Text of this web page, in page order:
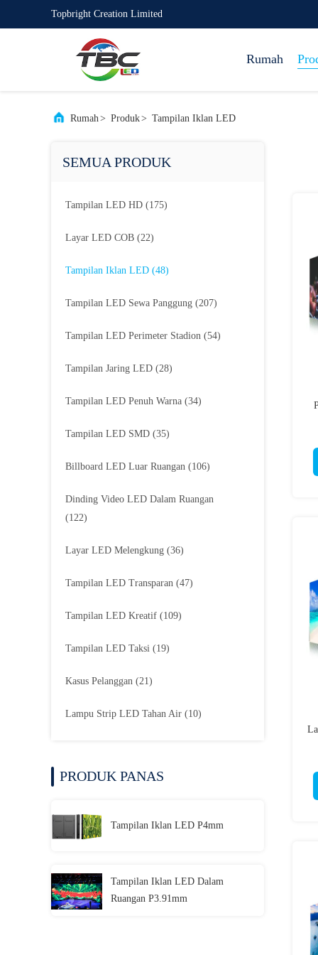
Topbright Creation Limited
Rumah
Rumah> Produk> Tampilan Iklan LED
SEMUA PRODUK
Tampilan LED HD (175)
Layar LED COB (22)
Tampilan Iklan LED (48)
Tampilan LED Sewa Panggung (207)
Tampilan LED Perimeter Stadion (54)
Tampilan Jaring LED (28)
Tampilan LED Penuh Warna (34)
Tampilan LED SMD (35)
Billboard LED Luar Ruangan (106)
Dinding Video LED Dalam Ruangan
(122)
Layar LED Melengkung (36)
Tampilan LED Transparan (47)
Tampilan LED Kreatif (109)
Tampilan LED Taksi (19)
Kasus Pelanggan (21)
Lampu Strip LED Tahan Air (10)
PRODUK PANAS
Tampilan Iklan LED P4mm
Tampilan Iklan LED Dalam
Ruangan P3.91mm